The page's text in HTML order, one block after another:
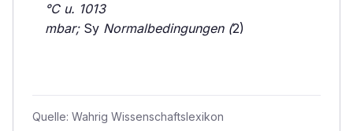
°C u. 1013
mbar;Sy Normalbedingungen (2)
Quelle: Wahrig Wissenschaftslexikon